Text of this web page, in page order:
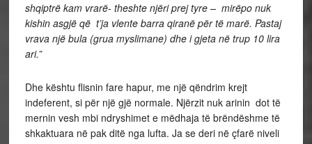
shqiptrë kam vrarë- theshte njëri prej tyre – mirëpo nuk
kishin asgjë që t’ja vlente barra qiranë për të marë. Pastaj
vrava një bula (grua myslimane) dhe i gjeta në trup 10 lira
ari.”
Dhe kështu flisnin fare hapur, me një qëndrim krejt
indeferent, si për një gjë normale. Njërzit nuk arinin dot të
mernin vesh mbi ndryshimet e mëdhaja të brëndëshme të
shkaktuara në pak ditë nga lufta. Ja se deri në çfarë niveli